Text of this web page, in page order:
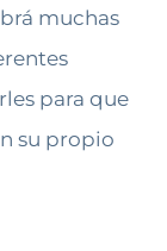
muchas
para que
su propio